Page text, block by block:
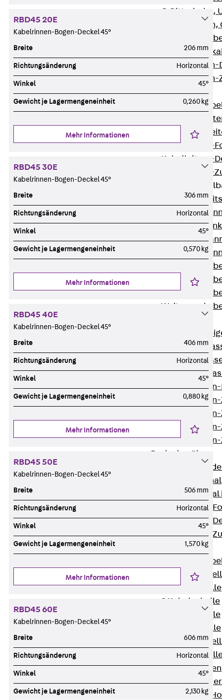
G Gitterbahn,
GI
GTD
GTDW
Gitterbahnen-
Gitterbahnen-
Kabelleitern
Zurück
LGG
LGGS
Kabelleitern-
Kabelleitern-
Kabelleitern-
Zurück
WPL
WL
WPR
WLR
STU
ST
LGG
Steigetrassen-
Bodenkanäle
BK Bodenkanal
KLK
Bodenkanal-
Bodenkanal-
Bodenkanal-
Kabelschellen
AC
H Kabelschelle
S Kabelschelle
B Kabelschelle
U Kabelschelle
RU
W
HK Kabelhaken
KH Kabelhalter
Hohlleiter-/
RBD45 20E
Kabelrinnen-Bogen-Deckel 45°
Breite 206 mm
Richtungsänderung Horizontal
Winkel 45°
Gewicht je Lagermengeneinheit 0,260 kg
Mehr Informationen
RBD45 30E
Kabelrinnen-Bogen-Deckel 45°
Breite 306 mm
Richtungsänderung Horizontal
Winkel 45°
Gewicht je Lagermengeneinheit 0,570 kg
Mehr Informationen
RBD45 40E
Kabelrinnen-Bogen-Deckel 45°
Breite 406 mm
Richtungsänderung Horizontal
Winkel 45°
Gewicht je Lagermengeneinheit 0,880 kg
Mehr Informationen
RBD45 50E
Kabelrinnen-Bogen-Deckel 45°
Breite 506 mm
Richtungsänderung Horizontal
Winkel 45°
Gewicht je Lagermengeneinheit 1,570 kg
Mehr Informationen
RBD45 60E
Kabelrinnen-Bogen-Deckel 45°
Breite 606 mm
Richtungsänderung Horizontal
Winkel 45°
Gewicht je Lagermengeneinheit 2,130 kg